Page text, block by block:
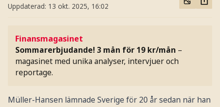
Uppdaterad: 13 okt. 2025, 16:02
Finansmagasinet
Sommarerbjudande! 3 mån för 19 kr/mån –
magasinet med unika analyser, intervjuer och
reportage.
Müller-Hansen lämnade Sverige för 20 år sedan när han